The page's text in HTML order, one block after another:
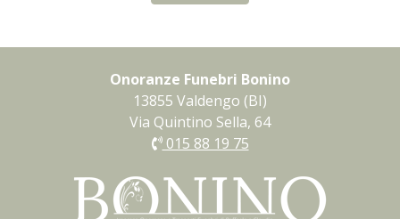
Onoranze Funebri Bonino
13855 Valdengo (BI)
Via Quintino Sella, 64
015 88 19 75